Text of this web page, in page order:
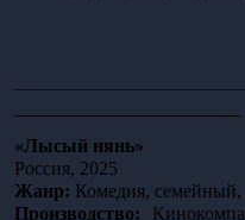
«Лысый нянь»
Россия, 2025
Жанр: Комедия,
Производство: